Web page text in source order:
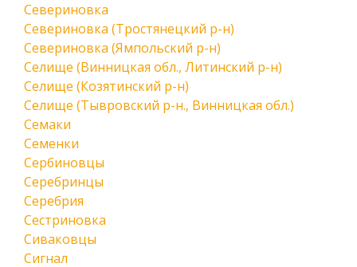
Севериновка
Севериновка (Тростянецкий р-н)
Севериновка (Ямпольский р-н)
Селище (Винницкая обл., Литинский р-н)
Селище (Козятинский р-н)
Селище (Тывровский р-н., Винницкая обл.)
Семаки
Семенки
Сербиновцы
Серебринцы
Серебрия
Сестриновка
Сиваковцы
Сигнал